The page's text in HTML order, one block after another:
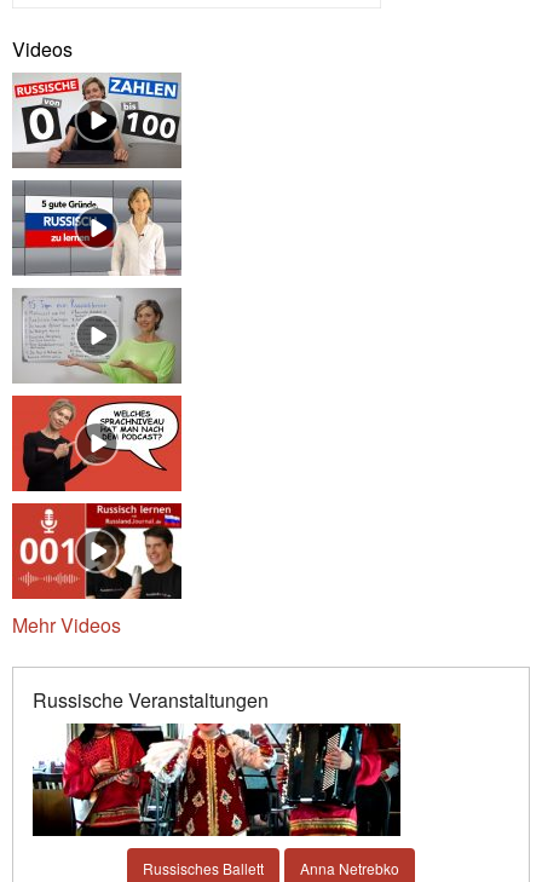
Videos
Mehr Videos
Russische Veranstaltungen
Russisches Ballett Anna Netrebko